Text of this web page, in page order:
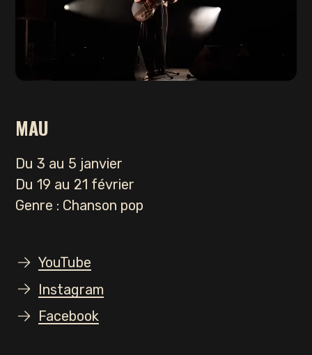
MAU
Du 3 au 5 janvier
Du 19 au 21 février
Genre : Chanson pop
YouTube
Instagram
Facebook
Mon compte
Discord
Twitch